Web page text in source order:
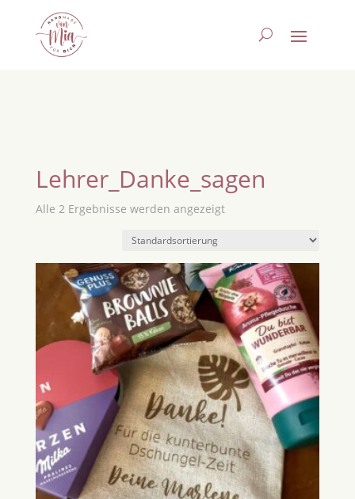
Lehrer_Danke_sagen
Alle 2 Ergebnisse werden angezeigt